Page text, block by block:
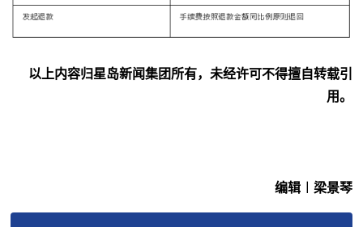
以上内容归星岛新闻集团所有，未经许可不得擅自转载引
用。
编辑︱梁景琴